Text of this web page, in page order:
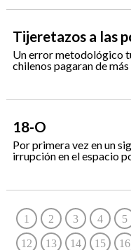
Tijeretazos a las
Un error metodológico
chilenos pagaran de
18-O
Por primera vez en un
irrupción en el espacio
1 2 3 4 5
12 13 14 15 16